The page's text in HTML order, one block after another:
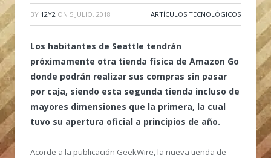
BY 12Y2 ON 5 JULIO, 2018 ARTÍCULOS TECNOLÓGICOS
Los habitantes de Seattle tendrán
próximamente otra tienda física de Amazon Go
donde podrán realizar sus compras sin pasar
por caja, siendo esta segunda tienda incluso de
mayores dimensiones que la primera, la cual
tuvo su apertura oficial a principios de año.
Acorde a la publicación GeekWire, la nueva tienda de